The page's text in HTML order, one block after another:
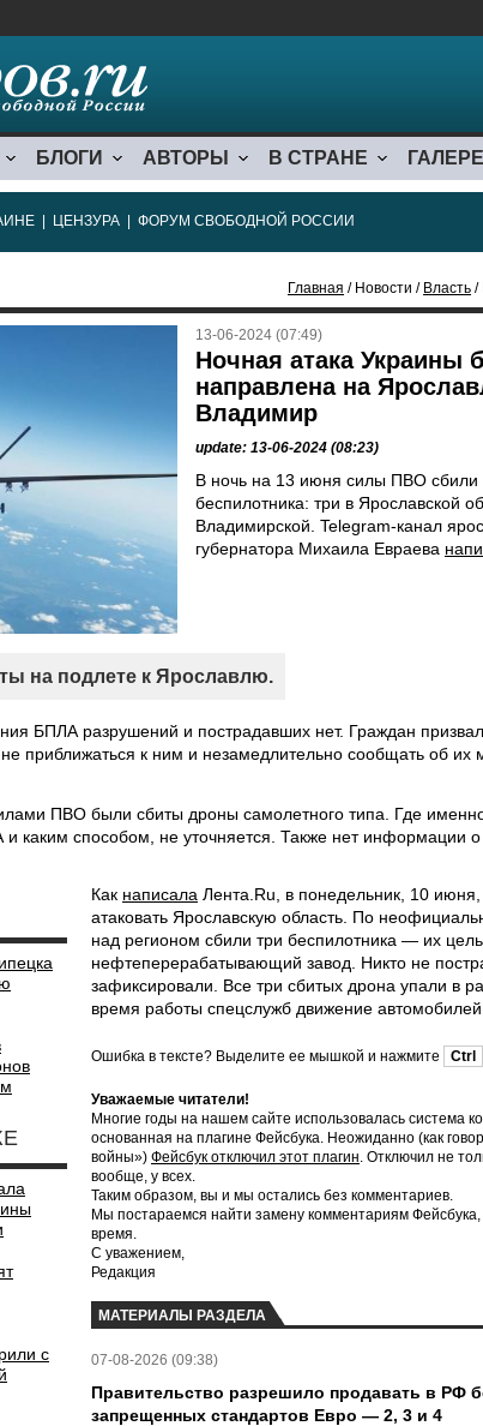
БЛОГИ АВТОРЫ В СТРАНЕ
ЦЕНЗУРА ФОРУМ СВОБОДНОЙ РОССИИ
Главная / Новости / Власть /
13-06-2024 (07:49)
Ночная атака Украины
направлена на
Владимир
update: 13-06-2024 (08:23)
В ночь на 13 июня силы ПВО сбили
беспилотника: три в Ярославской
Владимирской. Telegram-канал
губернатора Михаила Евраева
на подлете к Ярославлю.
БПЛА разрушений и пострадавших нет. Граждан
приближаться к ним и незамедлительно сообщать об их
ПВО были сбиты дроны самолетного типа. Где
каким способом, не уточняется. Также нет информации
с
Как написала Лента.Ru, в понедельник, 10
атаковать Ярославскую область. По
над регионом сбили три беспилотника — их
нефтеперерабатывающий завод. Никто не
зафиксировали. Все три сбитых дрона упали в
время работы спецслужб движение
Ошибка в тексте? Выделите ее мышкой и нажмите Ctrl
Уважаемые читатели!
Многие годы на нашем сайте использовалась система
основанная на плагине Фейсбука. Неожиданно (как
войны») Фейсбук отключил этот плагин. Отключил не
вообще, у всех.
Таким образом, вы и мы остались без комментариев.
Мы постараемся найти замену комментариям Фейсбука,
время.
С уважением,
Редакция
МАТЕРИАЛЫ РАЗДЕЛА
07-08-2026 (09:38)
Правительство разрешило продавать в РФ
запрещенных стандартов Евро — 2, 3 и 4